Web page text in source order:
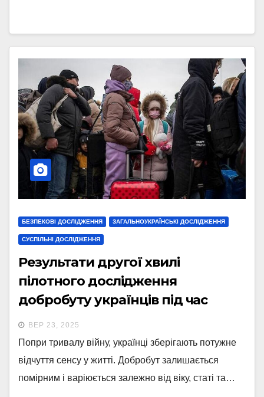
БЕЗПЕКОВІ ДОСЛІДЖЕННЯ ЗАГАЛЬНОУКРАЇНСЬКІ ДОСЛІДЖЕННЯ
СУСПІЛЬНІ ДОСЛІДЖЕННЯ
Результати другої хвилі
пілотного дослідження
добробуту українців під час
війни
ВЕР 23, 2025
Попри тривалу війну, українці зберігають потужне
відчуття сенсу у житті. Добробут залишається
помірним і варіюється залежно від віку, статі та…